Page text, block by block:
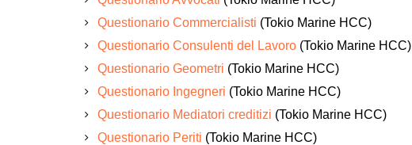
Questionario Commercialisti (Tokio Marine HCC)
Questionario Consulenti del Lavoro (Tokio Marine HCC)
Questionario Geometri (Tokio Marine HCC)
Questionario Ingegneri (Tokio Marine HCC)
Questionario Mediatori creditizi (Tokio Marine HCC)
Questionario Periti (Tokio Marine HCC)